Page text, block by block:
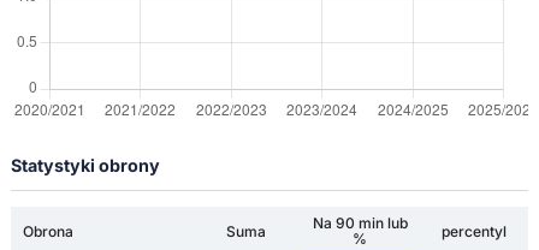
Statystyki obrony
Obrona Suma
Na 90 min lub
%
percentyl